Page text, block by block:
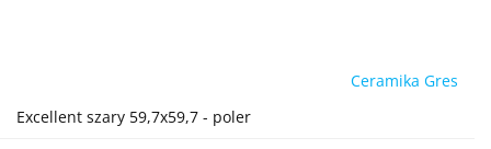
Ceramika Gres
Excellent szary 59,7x59,7 - poler